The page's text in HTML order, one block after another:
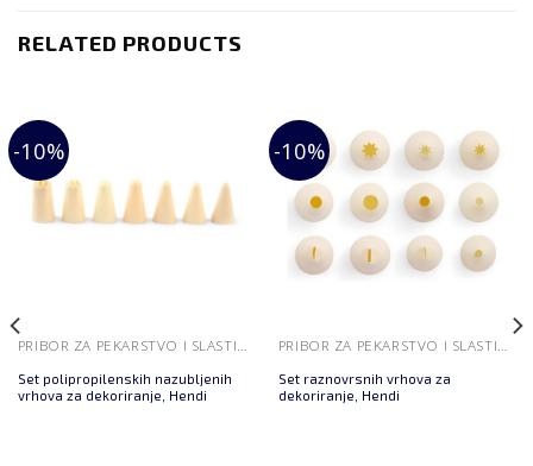
RELATED PRODUCTS
-10%
Set polipropilenskih nazubljenih
vrhova za dekoriranje, Hendi
-10%
Set raznovrsnih vrhova za
dekoriranje, Hendi